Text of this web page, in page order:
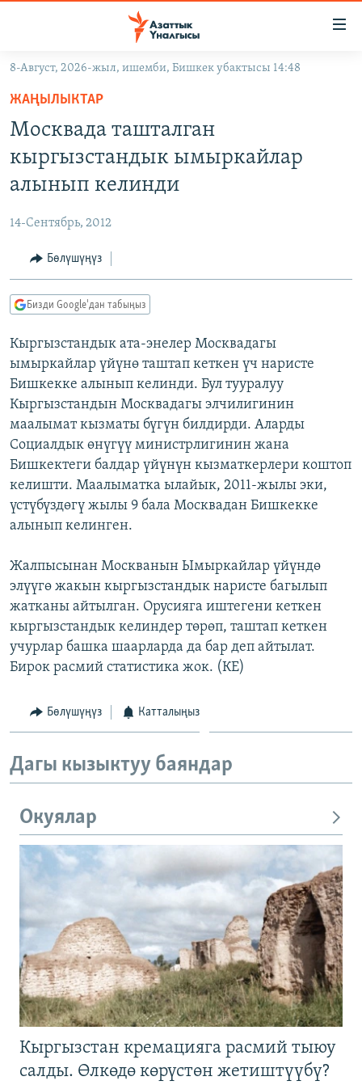
Навигацияга
өтүңүз
Издөөгө
салыңыз
МАДАНИЯТ
УКРАИНА
ТВ ПРОГРАММАЛАР
БҮГҮН АЗАТТЫКТА
ДАНИСТЕ
АЗАТТЫК+
ПОДКАСТ
ОНЛАЙН ШЕРИНЕ
ЭЕ/АРнун бардык сайттары
8-Август, 2026-жыл, ишемби, Бишкек убактысы 14:48
ЖАҢЫЛЫКТАР
Москвада ташталган
кыргызстандык ымыркайлар
алынып келинди
14-Сентябрь, 2012
Бөлүшүңүз
Бизди Google'дан табыңыз
Кыргызстандык ата-энелер Москвадагы
ымыркайлар үйүнө таштап кеткен үч наристе
Бишкекке алынып келинди. Бул тууралуу
Кыргызстандын Москвадагы элчилигинин
маалымат кызматы бүгүн билдирди. Аларды
Социалдык өнүгүү министрлигинин жана
Бишкектеги балдар үйүнүн кызматкерлери коштоп
келишти. Маалыматка ылайык, 2011-жылы эки,
үстүбүздөгү жылы 9 бала Москвадан Бишкекке
алынып келинген.
Жалпысынан Москванын Ымыркайлар үйүндө
элүүгө жакын кыргызстандык наристе багылып
жатканы айтылган. Орусияга иштегени кеткен
кыргызстандык келиндер төрөп, таштап кеткен
учурлар башка шаарларда да бар деп айтылат.
Бирок расмий статистика жок. (КЕ)
Бөлүшүңүз Катталыңыз
Дагы кызыктуу баяндар
Окуялар
Кыргызстан кремацияга расмий тыюу
салды. Өлкөдө көрүстөн жетиштүүбү?